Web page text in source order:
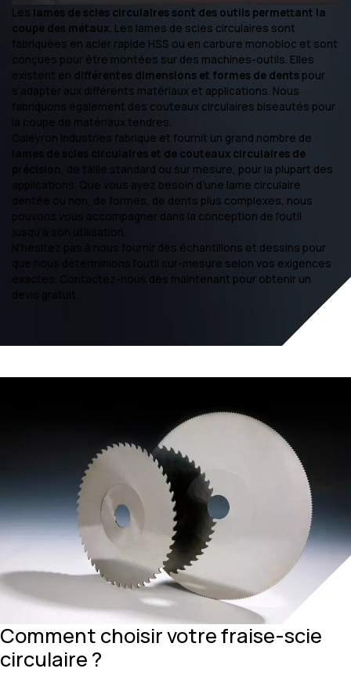
Les lames de scies circulaires sont des outils permettant la
coupe des métaux. Les lames de scies circulaires sont
fabriquées en acier rapide HSS ou en carbure monobloc et sont
conçues pour être montées sur des machines-outils. Elles
existent en différentes dimensions et formes de dents pour
s’adapter aux différents matériaux et applications. Nous
fabriquons également des couteaux circulaires biseautés pour
la coupe de matériaux tendres.
Caleyron Industries fabrique et fournit un grand nombre de
lames de scies circulaires et de couteaux circulaires de
précision, de taille standard ou sur mesure, pour la plupart des
applications. Que vous ayez besoin d’une lame circulaire
dentée ou non, de formes, de dents plus complexes, nous
pouvons vous accompagner dans la conception de l’outil
jusqu’à son utilisation.
N’hésitez pas à nous fournir des échantillons et dessins pour
que nous déterminions l’outil sur-mesure selon vos exigences
exactes. Contactez-nous dès maintenant pour obtenir un
devis gratuit.
Comment choisir votre fraise-scie
circulaire ?